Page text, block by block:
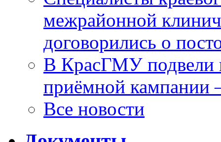
межрайонной
договорились о
В КрасГМУ подвели
приёмной кампании
Все новости